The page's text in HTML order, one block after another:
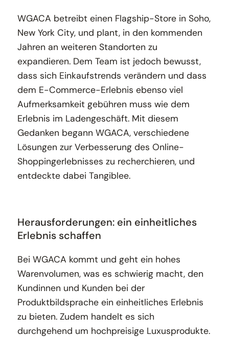
WGACA betreibt einen Flagship-Store in Soho,
New York City, und plant, in den kommenden
Jahren an weiteren Standorten zu
expandieren. Dem Team ist jedoch bewusst,
dass sich Einkaufstrends verändern und dass
dem E-Commerce-Erlebnis ebenso viel
Aufmerksamkeit gebühren muss wie dem
Erlebnis im Ladengeschäft. Mit diesem
Gedanken begann WGACA, verschiedene
Lösungen zur Verbesserung des Online-
Shoppingerlebnisses zu recherchieren, und
entdeckte dabei Tangiblee.
Herausforderungen: ein einheitliches
Erlebnis schaffen
Bei WGACA kommt und geht ein hohes
Warenvolumen, was es schwierig macht, den
Kundinnen und Kunden bei der
Produktbildsprache ein einheitliches Erlebnis
zu bieten. Zudem handelt es sich
durchgehend um hochpreisige Luxusprodukte.